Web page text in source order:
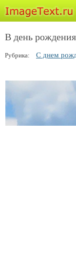
В день
Рубрика: С днем